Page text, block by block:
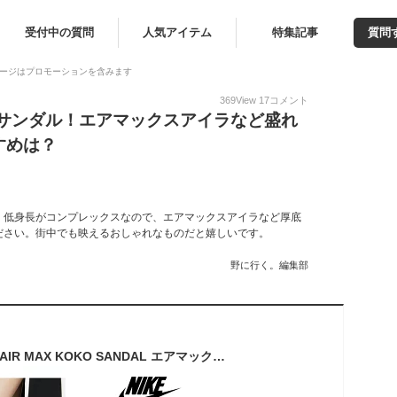
受付中の質問 人気アイテム 特集記事 質問
ジはプロモーションを含みます
369View 17コメント
ンダル！エアマックスアイラなど盛れ
は？
身長がコンプレックスなので、エアマックスアイラなど厚底
い。街中でも映えるおしゃれなものだと嬉しいです。
野に行く。編集部
[NIKE] ココサンダル AIR MAX KOKO SANDAL エアマックスココ CI8798-102 CI8798-002 CI8798-003 HF4265-299 FQ6477-126ナイキ エア マックス ココ ウィメンズサンダル 夏 ハイブリッドサンダル スニーカー 厚底 レディース カジュアル かわいい